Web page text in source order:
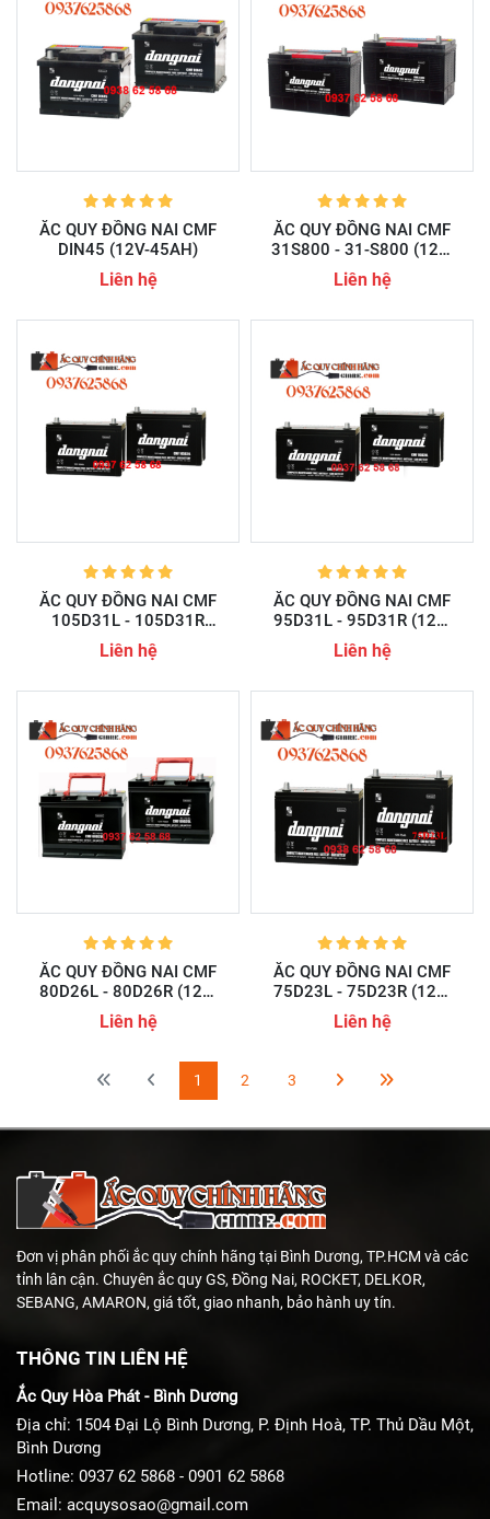
ẮC QUY ĐỒNG NAI CMF
DIN45 (12V-45AH)
Liên hệ
ẮC QUY ĐỒNG NAI CMF
31S800 - 31-S800 (12V-
100AH)
Liên hệ
ẮC QUY ĐỒNG NAI CMF
105D31L - 105D31R
(12V-90AH)
Liên hệ
ẮC QUY ĐỒNG NAI CMF
95D31L - 95D31R (12V-
80AH)
Liên hệ
ẮC QUY ĐỒNG NAI CMF
80D26L - 80D26R (12V-
70AH)
Liên hệ
ẮC QUY ĐỒNG NAI CMF
75D23L - 75D23R (12V-
65AH)
Liên hệ
1 2 3
Đơn vị phân phối ắc quy chính hãng tại Bình Dương, TP.HCM và các
tỉnh lân cận. Chuyên ắc quy GS, Đồng Nai, ROCKET, DELKOR,
SEBANG, AMARON, giá tốt, giao nhanh, bảo hành uy tín.
THÔNG TIN LIÊN HỆ
Ắc Quy Hòa Phát - Bình Dương
Địa chỉ: 1504 Đại Lộ Bình Dương, P. Định Hoà, TP. Thủ Dầu Một,
Bình Dương
Hotline: 0937 62 5868 - 0901 62 5868
Email: acquysosao@gmail.com